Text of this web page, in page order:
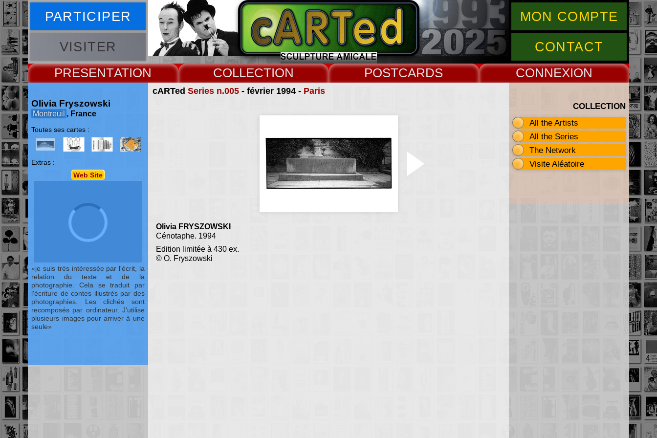
PARTICIPER
VISITER
MON COMPTE
CONTACT
PRESENT COLLECT CARDS CONNEX
cARTed Series n.005- février 1994 - Paris
Olivia FRYSZOWSKI
Cénotaphe. 1994
Edition limitée à 430 ex.
© O. Fryszowski
Olivia Fryszowski
Montreuil , France
Toutes ses cartes :
Extras :
Web Site
je suis très intéressée par l'écrit, la
relation du texte et de la
photographie. Cela se traduit par
l'écriture de contes illustrés par des
photographies. Les clichés sont
recomposés par ordinateur. J'utilise
plusieurs images pour arriver à une
seule
COLLECTION
All the Artists
All the Series
The Network
Visite Aléatoire